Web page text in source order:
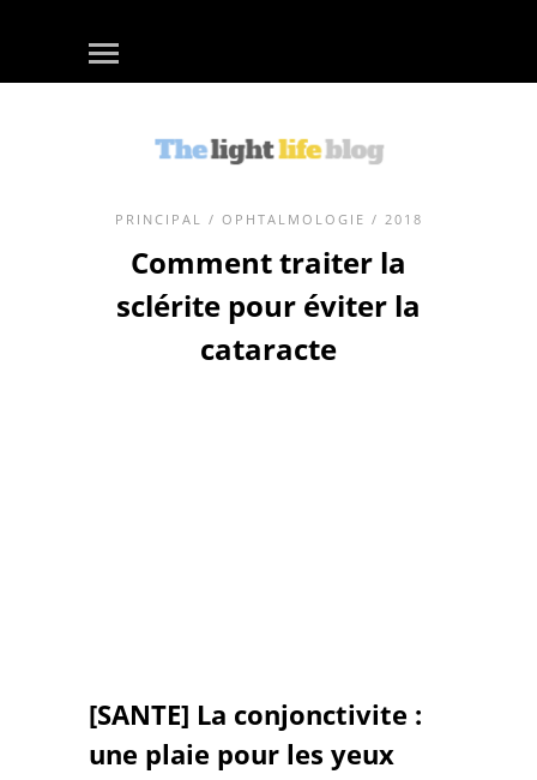
PRINCIPAL / OPHTALMOLOGIE / 2018
Comment traiter la
sclérite pour éviter la
cataracte
[SANTE] La conjonctivite :
une plaie pour les yeux